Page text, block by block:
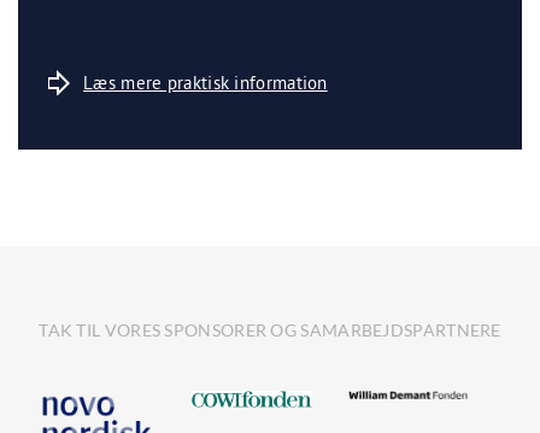
Læs mere praktisk information
TAK TIL VORES SPONSORER OG SAMARBEJDSPARTNERE